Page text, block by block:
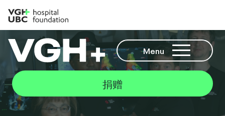
Menu
捐赠